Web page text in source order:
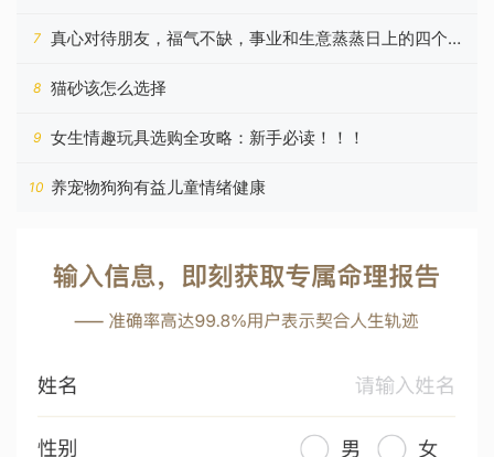
7
真心对待朋友，福气不缺，事业和生意蒸蒸日上的四个星
8 猫砂该怎么选择
9 女生情趣玩具选购全攻略：新手必读！！！
10 养宠物狗狗有益儿童情绪健康